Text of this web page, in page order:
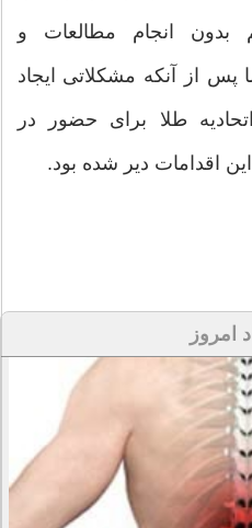
بدون انجام مطالعات و
پس از آنکه مشکلاتی ایجاد
طلا برای حضور در
اقدامات دیر شده بود.
امروز